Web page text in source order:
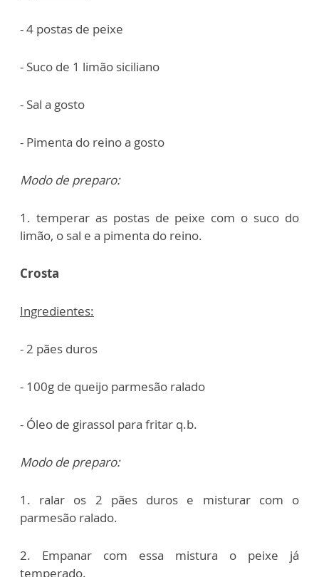
- 4 postas de peixe
- Suco de 1 limão siciliano
- Sal a gosto
- Pimenta do reino a gosto
Modo de preparo:
1. temperar as postas de peixe com o suco do
limão, o sal e a pimenta do reino.
Crosta
Ingredientes:
- 2 pães duros
- 100g de queijo parmesão ralado
- Óleo de girassol para fritar q.b.
Modo de preparo:
1. ralar os 2 pães duros e misturar com o
parmesão ralado.
2. Empanar com essa mistura o peixe já
temperado.